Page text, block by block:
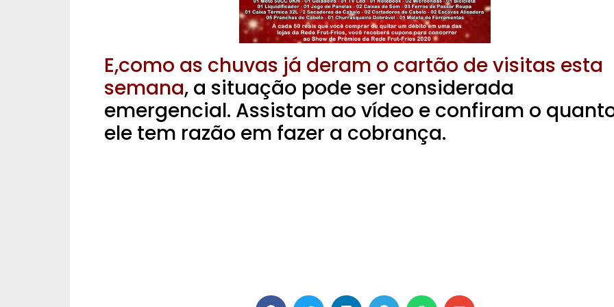
E,como as chuvas já deram o cartão de visitas esta
semana, a situação pode ser considerada
emergencial. Assistam ao vídeo e confiram o
ele tem razão em fazer a cobrança.